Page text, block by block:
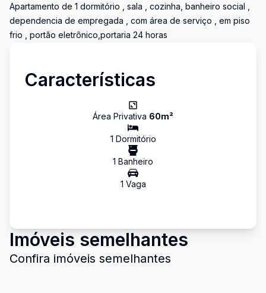
Apartamento de 1 dormitório , sala , cozinha, banheiro social ,
dependencia de empregada , com área de serviço , em piso
frio , portão eletrônico,portaria 24 horas
Características
Área Privativa 60m²
1 Dormitório
1 Banheiro
1 Vaga
Imóveis semelhantes
Confira imóveis semelhantes